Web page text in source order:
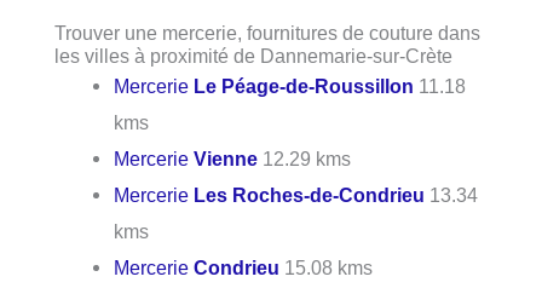
Trouver une mercerie, fournitures de couture dans
les villes à proximité de Dannemarie-sur-Crète
Mercerie Le Péage-de-Roussillon 11.18
kms
MercerieVienne 12.29 kms
Mercerie Les Roches-de-Condrieu 13.34
kms
MercerieCondrieu 15.08 kms